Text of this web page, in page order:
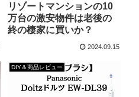
リゾートマンションの10
万台の激安物件は老後の
終の棲家に買いか？
2024.09.15
DIY＆商品レビュー